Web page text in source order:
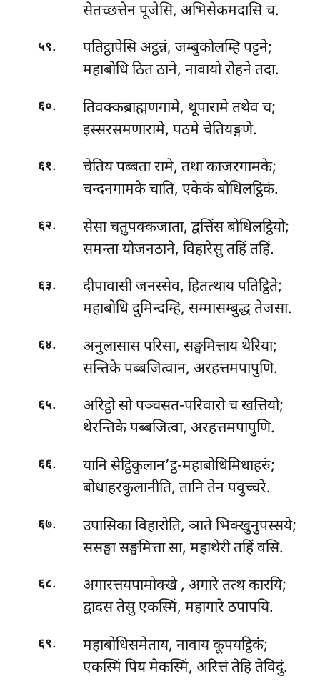
सेतच्छत्तेन पूजेसि, अभिसेकमदासि च.
५९.
पतिट्ठापेसि अट्ठन्नं, जम्बुकोलम्हि पट्टने;
महाबोधि ठित ठाने, नावायो रोहने तदा.
६०.
तिवक्कब्राह्मणगामे, थूपारामे तथेव च;
इस्सरसमणारामे, पठमे चेतियङ्गणे.
६१.
चेतिय पब्बता रामे, तथा काजरगामके;
चन्दनगामके चाति, एकेकं बोधिलट्ठिकं.
६२.
सेसा चतुपक्कजाता, द्वत्तिंस बोधिलट्ठियो;
समन्ता योजनठाने, विहारेसु तहिं तहिं.
६३.
दीपावासी जनस्सेव, हितत्थाय पतिट्ठिते;
महाबोधि दुमिन्दम्हि, सम्मासम्बुद्ध तेजसा.
६४.
अनुलासास परिसा, सङ्घमित्ताय थेरिया;
सन्तिके पब्बजित्वान, अरहत्तमपापुणि.
६५.
अरिट्ठो सो पञ्चसत-परिवारो च खत्तियो;
थेरन्तिके पब्बजित्वा, अरहत्तमपापुणि.
६६.
यानि सेट्ठिकुलान’ट्ठ-महाबोधिमिधाहरुं;
बोधाहरकुलानीति, तानि तेन पवुच्चरे.
६७.
उपासिका विहारोति, ञाते भिक्खुनुपस्सये;
ससङ्घा सङ्घमित्ता सा, महाथेरी तहिं वसि.
६८. अगारत्तयपामोक्खे, अगारे तत्थ कारयि;
द्वादस तेसु एकस्मिं, महागारे ठपापयि.
६९.
महाबोधिसमेताय, नावाय कूपयट्ठिकं;
एकस्मिं पिय मेकस्मिं, अरित्तं तेहि तेविदुं.